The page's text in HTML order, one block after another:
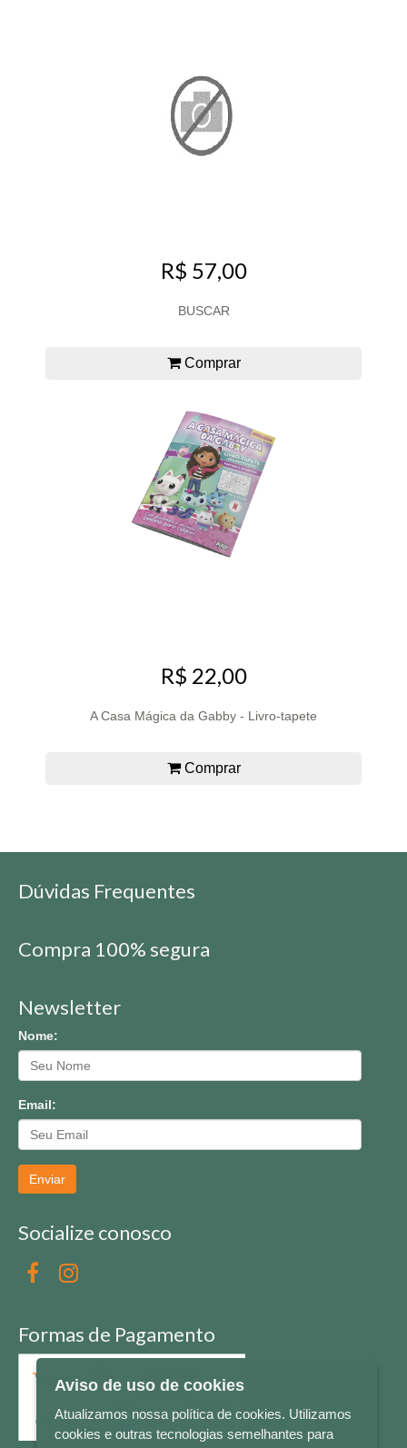
R$ 57,00
BUSCAR
Comprar
R$ 22,00
A Casa Mágica da Gabby - Livro-tapete
Comprar
Dúvidas Frequentes
Compra 100% segura
Newsletter
Nome:
Email:
Enviar
Socialize conosco
Formas de Pagamento
Aviso de uso de cookies
Atualizamos nossa política de cookies. Utilizamos
cookies e outras tecnologias semelhantes para